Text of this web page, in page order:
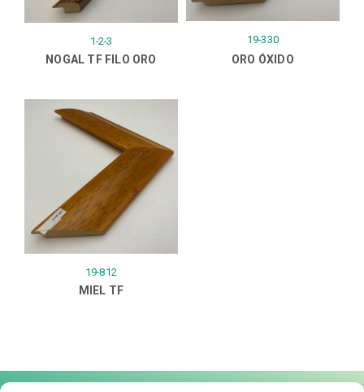
1-2-3
NOGAL TF FILO ORO
19-330
ORO ÓXIDO
19-812
MIEL TF